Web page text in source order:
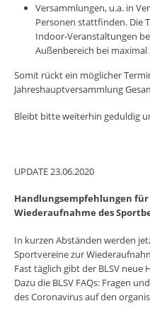
Versammlungen, u.a. in
Personen stattfinden. Die
Indoor-Veranstaltungen
Außenbereich bei maximal
Somit rückt ein möglicher
Jahreshauptversammlung
Bleibt bitte weiterhin geduldig
UPDATE 23.06.2020
Handlungsempfehlungen
Wiederaufnahme des
In kurzen Abständen werden
Sportvereine zur
Fast täglich gibt der BLSV
Dazu die BLSV FAQs: Fragen
des Coronavirus auf den